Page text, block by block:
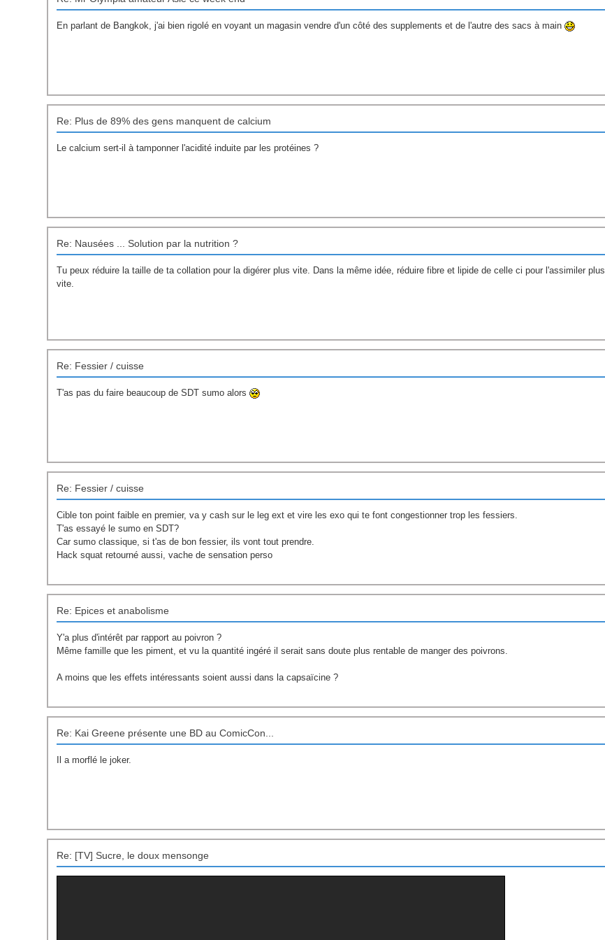
En parlant de Bangkok, j'ai bien rigolé en voyant un magasin vendre d'un côté des supplements et de l'autre des sacs à main
Re: Plus de 89% des gens manquent de calcium
Le calcium sert-il à tamponner l'acidité induite par les protéines ?
Re: Nausées ... Solution par la nutrition ?
Tu peux réduire la taille de ta collation pour la digérer plus vite. Dans la même idée, réduire fibre et lipide de celle ci pour l'assimiler plus
vite.
Re: Fessier / cuisse
T'as pas du faire beaucoup de SDT sumo alors
Re: Fessier / cuisse
Cible ton point faible en premier, va y cash sur le leg ext et vire les exo qui te font congestionner trop les fessiers.
T'as essayé le sumo en SDT?
Car sumo classique, si t'as de bon fessier, ils vont tout prendre.
Hack squat retourné aussi, vache de sensation perso
Re: Epices et anabolisme
Y'a plus d'intérêt par rapport au poivron ?
Même famille que les piment, et vu la quantité ingéré il serait sans doute plus rentable de manger des poivrons.
A moins que les effets intéressants soient aussi dans la capsaïcine ?
Re: Kai Greene présente une BD au ComicCon...
Il a morflé le joker.
Re: [TV] Sucre, le doux mensonge